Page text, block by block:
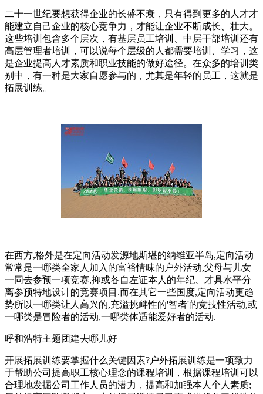
二十一世纪要想获得企业的长盛不衰，只有得到更多的人才才
能建立自己企业的核心竞争力，才能让企业不断成长、壮大。
这些培训包含多个层次，有基层员工培训、中层干部培训还有
高层管理者培训，可以说每个层级的人都需要培训、学习，这
是企业提高人才素质和职业技能的做好途径。在众多的培训类
别中，有一种是大家自愿参与的，尤其是年轻的员工，这就是
拓展训练。
在西方,格外是在定向活动发源地斯堪的纳维亚半岛,定向活动
常常是一哪类全家人加入的富裕情味的户外活动,父母与儿女
一同去参预一项竞赛,抑或各自左证本人的年纪、才具水平分
离参预特地设计的竞赛项目.而在其它一些国度,定向活动更趋
势所以一哪类让人高兴的,充溢挑衅性的'智者'的竞技性活动,或
一哪类是冒险者的活动,一哪类体适能爱好者的活动.
呼和浩特主题团建去哪儿好
开展拓展训练要掌握什么关键因素?户外拓展训练是一项致力
于帮助公司提高职工核心理念的课程培训，根据课程培训可以
合理地发掘公司工作人员的潜力，提高和加强本人个人素质;